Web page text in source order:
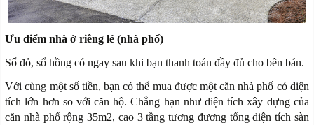
Ưu điểm nhà ở riêng lẻ (nhà phố)
Sổ đỏ, sổ hồng có ngay sau khi bạn thanh toán đầy đủ cho bên bán.
Với cùng một số tiền, bạn có thể mua được một căn nhà phố có diện
tích lớn hơn so với căn hộ. Chẳng hạn như diện tích xây dựng của
căn nhà phố rộng 35m2, cao 3 tầng tương đương tổng diện tích sàn